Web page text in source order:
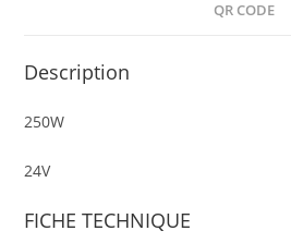
QR CODE
Description
250W
24V
FICHE TECHNIQUE